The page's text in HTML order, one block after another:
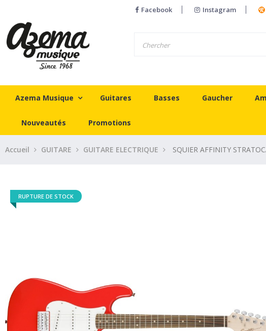
Facebook Instagram
Azema Musique Guitares Basses Gaucher
Nouveautés Promotions
Accueil GUITARE GUITARE ELECTRIQUE SQUIER AFFINITY
RUPTURE DE STOCK